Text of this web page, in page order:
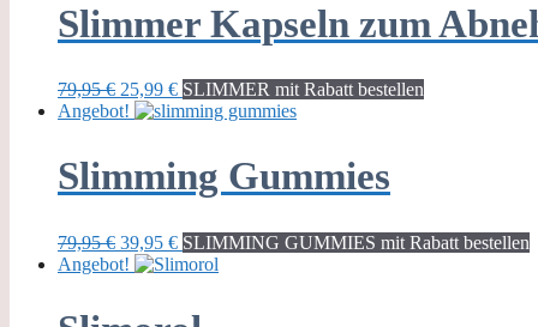
Slimmer Kapseln zum
79,95€ Ursprünglicher
Preis
25,99 €Aktueller
Preis
SLIMMER mit Rabatt bestellen
Angebot!
Slimming Gummies
79,95€ Ursprünglicher
Preis
39,95 €Aktueller
Preis
SLIMMING GUMMIES mit Rabatt bestellen
Angebot!